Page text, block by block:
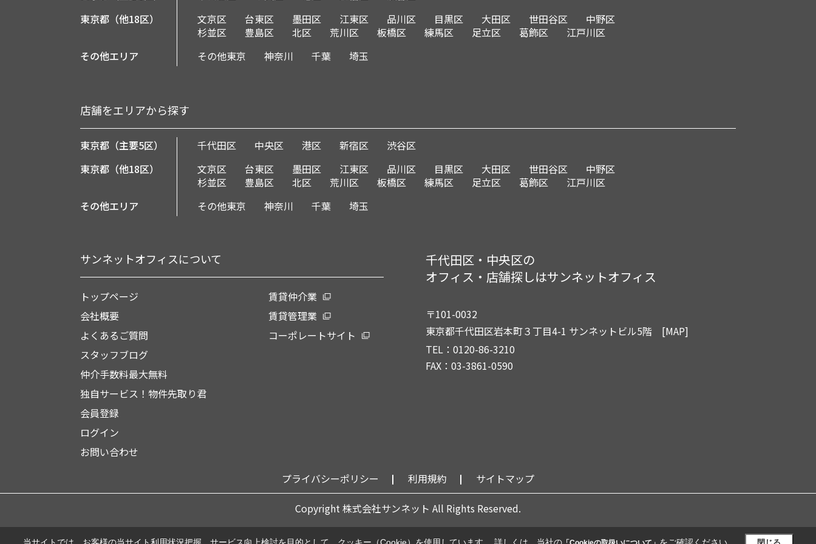
東京都（他18区）
文京区 台東区 墨田区 江東区 品川区 目黒区 大田区 世田谷区
中野区
杉並区
豊島区 北区 荒川区 板橋区 練馬区 足立区 葛飾区
江戸川区
その他エリア
その他東京 神奈川 千葉 埼玉
店舗をエリアから探す
東京都（主要5区） 千代田区 中央区 港区 新宿区
渋谷区
東京都（他18区）
文京区 台東区 墨田区 江東区 品川区 目黒区 大田区 世田谷区
中野区
杉並区
豊島区 北区 荒川区 板橋区 練馬区 足立区 葛飾区
江戸川区
その他エリア
その他東京 神奈川 千葉 埼玉
サンネットオフィスについて
トップページ
会社概要
よくあるご質問
スタッフブログ
仲介手数料最大無料
独自サービス！物件先取り君
会員登録
ログイン
お問い合わせ
賃貸仲介業
賃貸管理業
コーポレートサイト
千代田区・中央区の
オフィス・店舗探しはサンネットオフィス
〒101-0032
東京都千代田区岩本町３丁目4-1 サンネットビル5階 [MAP]
TEL：0120-86-3210
FAX：03-3861-0590
プライバシーポリシー 利用規約 サイトマップ
Copyright 株式会社サンネット All Rights Reserved.
閉じる